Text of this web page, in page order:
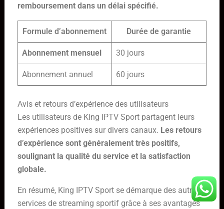
remboursement dans un délai spécifié.
Formule d’abonnement Durée de garantie
Abonnement mensuel 30 jours
Abonnement annuel 60 jours
Avis et retours d’expérience des utilisateurs
Les utilisateurs de King IPTV Sport partagent leurs
expériences positives sur divers canaux. Les retours
d’expérience sont généralement très positifs,
soulignant la qualité du service et la satisfaction
globale.
En résumé, King IPTV Sport se démarque des autres
services de streaming sportif grâce à ses avantages